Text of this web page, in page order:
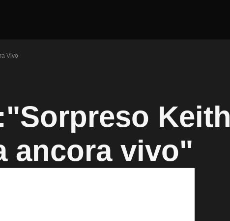
Vivo
Keith
ancora vivo"